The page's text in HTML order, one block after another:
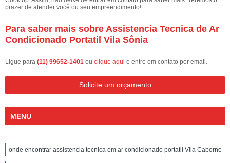
prazer de atender você ou seu empreendimento!
Para saber mais sobre Assistencia Tecnica de Ar
Condicionado Portatil Vila Sônia
Ligue para (11) 99652-1401 ou clique aqui e entre em contato por email.
Solicite um orçamento
MENU
onde encontrar assistencia tecnica em ar condicionado portatil Vila Caborne